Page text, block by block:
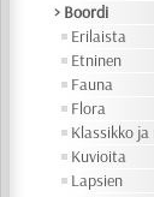
> Boordi
Erilaista
Etninen
Fauna
Flora
Klassikko ja
Kuvioita
Lapsien